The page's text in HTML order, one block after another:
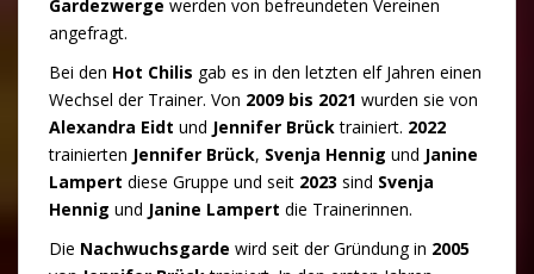
Gardezwerge werden von befreundeten Vereinen
angefragt.
Bei den Hot Chilis gab es in den letzten elf Jahren einen
Wechsel der Trainer. Von 2009 bis 2021 wurden sie von
Alexandra Eidt und Jennifer Brücktrainiert. 2022
trainierten Jennifer Brück, Svenja Hennig und Janine
Lampert diese Gruppe und seit 2023 sind Svenja
Hennig und Janine Lampert die Trainerinnen.
Die Nachwuchsgarde wird seit der Gründung in 2005